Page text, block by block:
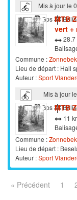
Mis à jour le
VTT
Gps MTB
vert +
28.7
Commune :
Lieu de départ : Hall
Auteur :Sport
Mis à jour
VTT
Gps MTB
11
Commune :
Lieu de départ :
Auteur :Sport
« Précédent 1